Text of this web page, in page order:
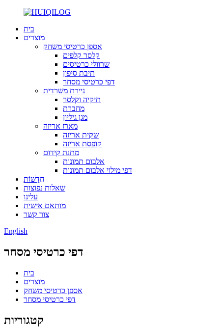
בית
מוצרים
אספן כרטיסי משחק
קלסר קלפים
שרוולי כרטיסים
תיבת סיפון
דפי כרטיסי מסחר
ניירת משרדית
תיקיה וקלסר
מחברת
מגן גיליון
מארז אריזה
שקית אריזה
קופסת אריזה
מתנת קידום
אלבום תמונות
דפי מילוי אלבום תמונות
חֲדָשׁוֹת
שאלות נפוצות
עלינו
מותאם אישית
צור קשר
English
דפי כרטיסי מסחר
בית
מוצרים
אספן כרטיסי משחק
דפי כרטיסי מסחר
קטגוריות